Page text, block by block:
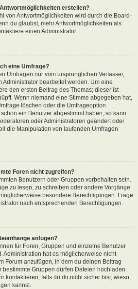
erstellen?
von Antwortmöglichkeiten wird durch die Board-
du glaubst, mehr Antwortmöglichkeiten als
einen Administrator.
eine Umfrage?
Umfragen nur vom ursprünglichen Verfasser,
Administrator bearbeitet werden. Um eine
den ersten Beitrag des Themas; dieser ist
Wenn niemand eine Stimme abgegeben hat,
löschen oder die Umfrageoption
ein Benutzer abgestimmt haben, so kann
oder Administratoren geändert oder
die Manipulation von laufenden Umfragen
Foren nicht zugreifen?
Benutzern oder Gruppen vorbehalten sein.
zu lesen, zu schreiben oder andere Vorgänge
besondere Berechtigungen. Frage
nach entsprechenden Berechtigungen.
anfügen?
für Foren, Gruppen und einzelne Benutzer
Administration hat es möglicherweise nicht
Forum anzufügen, in dem du deinen Beitrag
bestimmte Gruppen dürfen Dateien hochladen.
kontaktieren, falls du dir nicht sicher bist, wieso
kannst.